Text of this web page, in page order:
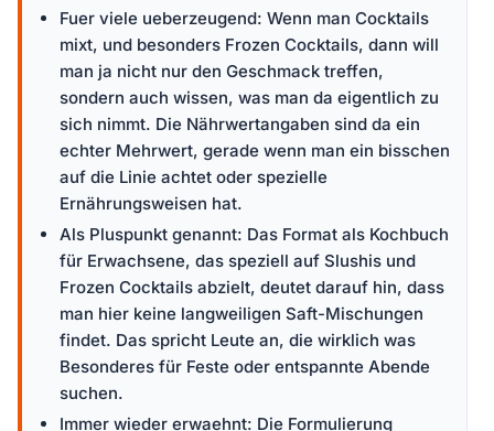
Fuer viele ueberzeugend: Wenn man Cocktails
mixt, und besonders Frozen Cocktails, dann will
man ja nicht nur den Geschmack treffen,
sondern auch wissen, was man da eigentlich zu
sich nimmt. Die Nährwertangaben sind da ein
echter Mehrwert, gerade wenn man ein bisschen
auf die Linie achtet oder spezielle
Ernährungsweisen hat.
Als Pluspunkt genannt: Das Format als Kochbuch
für Erwachsene, das speziell auf Slushis und
Frozen Cocktails abzielt, deutet darauf hin, dass
man hier keine langweiligen Saft-Mischungen
findet. Das spricht Leute an, die wirklich was
Besonderes für Feste oder entspannte Abende
suchen.
Immer wieder erwaehnt: Die Formulierung